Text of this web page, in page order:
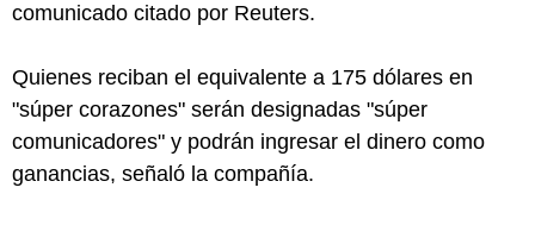
comunicado citado por Reuters.
Quienes reciban el equivalente a 175 dólares en
"súper corazones" serán designadas "súper
comunicadores" y podrán ingresar el dinero como
ganancias, señaló la compañía.